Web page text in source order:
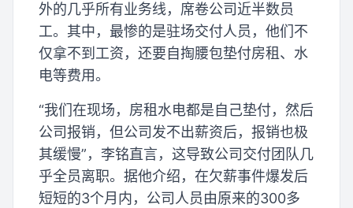
外的几乎所有业务线，席卷公司近半数员
工。其中，最惨的是驻场交付人员，他们不
仅拿不到工资，还要自掏腰包垫付房租、水
电等费用。
“我们在现场，房租水电都是自己垫付，然后
公司报销，但公司发不出薪资后，报销也极
其缓慢”，李铭直言，这导致公司交付团队几
乎全员离职。据他介绍，在欠薪事件爆发后
短短的3个月内，公司人员由原来的300多